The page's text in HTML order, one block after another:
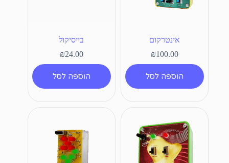
אינטרקום
₪100.00
הוספה לסל
בייסיקול
₪24.00
הוספה לסל